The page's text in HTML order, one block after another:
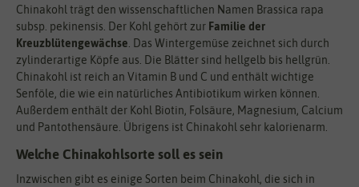
Chinakohl trägt den wissenschaftlichen Namen Brassica rapa
subsp. pekinensis. Der Kohl gehört zur Familie der
Kreuzblütengewächse . Das Wintergemüse zeichnet sich durch
zylinderartige Köpfe aus. Die Blätter sind hellgelb bis hellgrün.
Chinakohl ist reich an Vitamin B und C und enthält wichtige
Senföle, die wie ein natürliches Antibiotikum wirken können.
Außerdem enthält der Kohl Biotin, Folsäure, Magnesium, Calcium
und Pantothensäure. Übrigens ist Chinakohl sehr kalorienarm.
Welche Chinakohlsorte soll es sein
Inzwischen gibt es einige Sorten beim Chinakohl, die sich in